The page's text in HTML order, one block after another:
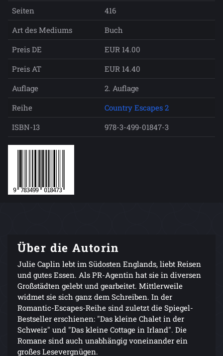
Seiten
416
Art des Mediums
Buch
Preis DE
EUR 14.00
Preis AT
EUR 14.40
Auflage
2. Auflage
Reihe
Country Escapes 2
ISBN-13
978-3-499-01847-3
Über die Autorin
Julie Caplin lebt im Südosten Englands, liebt Reisen
und gutes Essen. Als PR-Agentin hat sie in diversen
Großstädten gelebt und gearbeitet. Mittlerweile
widmet sie sich ganz dem Schreiben. In der
Romantic-Escapes-Reihe sind zuletzt die Spiegel-
Bestseller erschienen: "Das kleine Chalet in der
Schweiz" und "Das kleine Cottage in Irland". Die
Romane sind auch unabhängig voneinander ein
großes Lesevergnügen.